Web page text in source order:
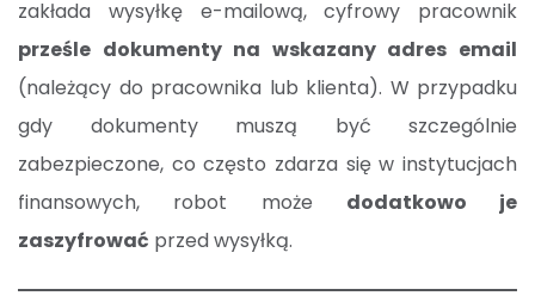
zakłada wysyłkę e-mailową, cyfrowy pracownik
prześle dokumenty na wskazany adres email
(należący do pracownika lub klienta). W przypadku
gdy dokumenty muszą być szczególnie
zabezpieczone, co często zdarza się w instytucjach
finansowych, robot może dodatkowo je
zaszyfrować przed wysyłką.